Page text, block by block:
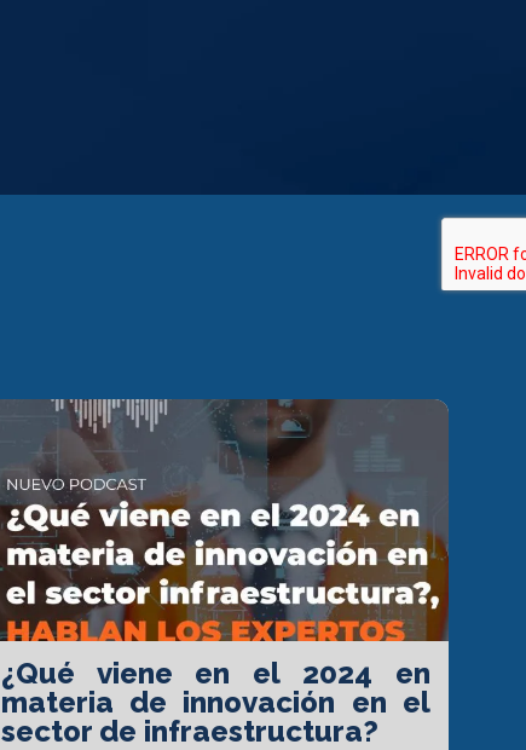
¿Qué viene en el 2024 en
materia de innovación en el
sector de infraestructura?